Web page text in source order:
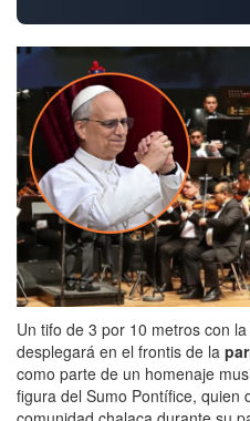
Un tifo de 3 por 10 metros con
desplegará en el frontis de la
como parte de un homenaje
figura del Sumo Pontífice, quien